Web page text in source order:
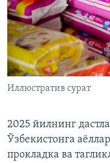
Иллюстратив сурат
2025 йилнинг
Ўзбекистонга
прокладка ва